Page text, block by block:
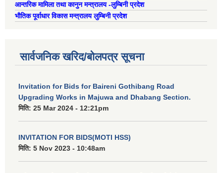
आन्तरिक मामिला तथा कानुन मन्त्रालय -लुम्बिनी प्रदेश
भौतिक पूर्वाधार विकास मन्त्रालय लुम्बिनी प्रदेश
सार्वजनिक खरिद/बोलपत्र सूचना
Invitation for Bids for Baireni Gothibang Road
Upgrading Works in Majuwa and Dhabang Section.
मिति: 25 Mar 2024 - 12:21pm
INVITATION FOR BIDS(MOTI HSS)
मिति: 5 Nov 2023 - 10:48am